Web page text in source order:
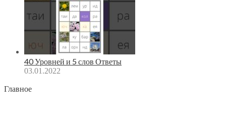
40 Уровней и 5 слов Ответы
03.01.2022
Главное